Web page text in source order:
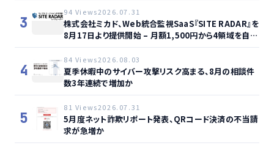
3
94 Views2026.07.31
株式会社ミカド、Web統合監視SaaS『SITE RADAR』を
8月17日より提供開始 – 月額1,500円から4領域を自動
監視、動的サイト…
4
84 Views2026.08.03
夏季休暇中のサイバー攻撃リスク高まる、8月の相談件
数3年連続で増加か
5
81 Views2026.07.31
5月度ネット詐欺リポート発表、QRコード決済の不当請
求が急増か